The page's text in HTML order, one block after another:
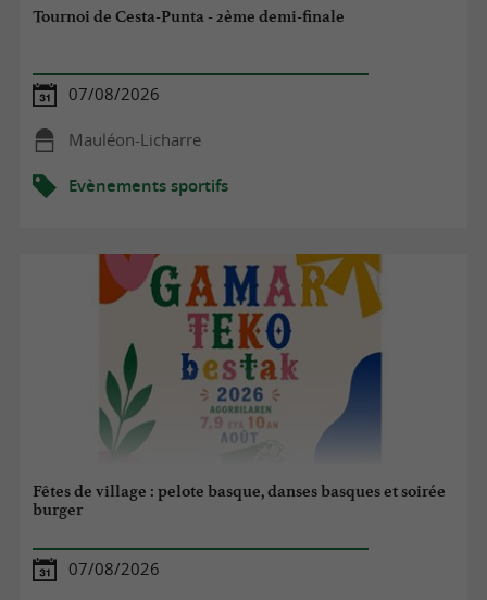
Tournoi de Cesta-Punta - 2ème demi-finale
07/08/2026
Mauléon-Licharre
Evènements sportifs
Fêtes de village : pelote basque, danses basques et soirée
burger
07/08/2026